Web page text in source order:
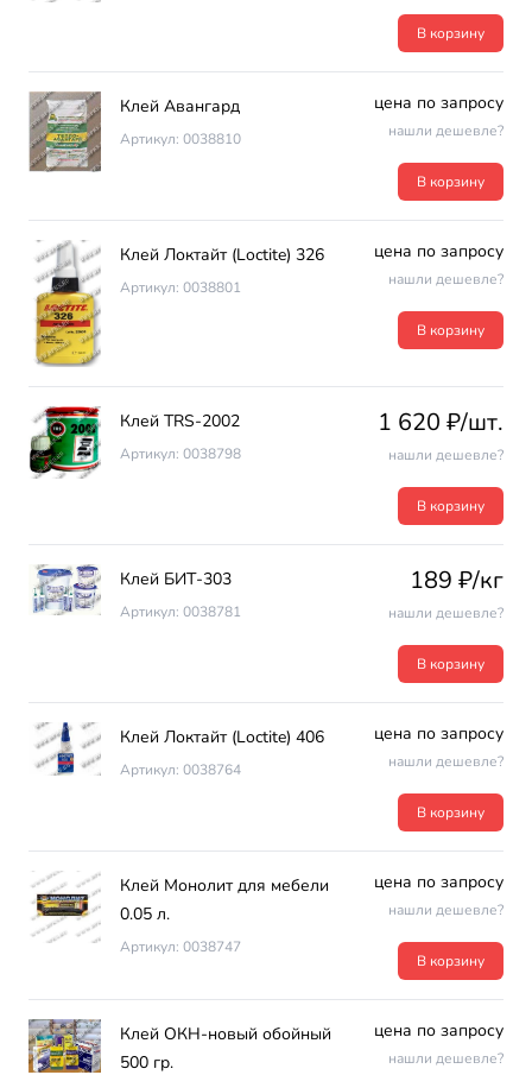
В корзину
Клей Авангард
Артикул: 0038810
цена по запросу
нашли дешевле?
В корзину
Клей Локтайт (Loctite) 326
Артикул: 0038801
цена по запросу
нашли дешевле?
В корзину
Клей TRS-2002
Артикул: 0038798
1 620 ₽/шт.
нашли дешевле?
В корзину
Клей БИТ-303
Артикул: 0038781
189 ₽/кг
нашли дешевле?
В корзину
Клей Локтайт (Loctite) 406
Артикул: 0038764
цена по запросу
нашли дешевле?
В корзину
Клей Монолит для мебели
0.05 л.
Артикул: 0038747
цена по запросу
нашли дешевле?
В корзину
Клей ОКН-новый обойный
500 гр.
цена по запросу
нашли дешевле?